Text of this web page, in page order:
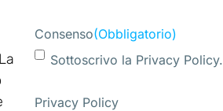
Consenso(Obbligatorio)
Sottoscrivo la Privacy Policy.
Privacy Policy